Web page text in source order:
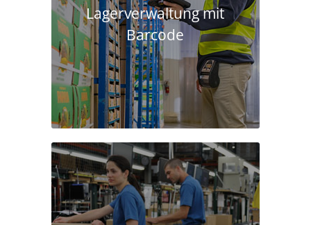
Lagerverwaltung mit
Barcode